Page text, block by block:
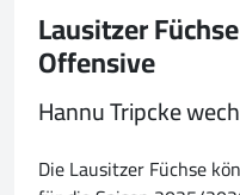
Lausitzer
Offensive
Hannu Tripcke
Die Lausitzer Füchse